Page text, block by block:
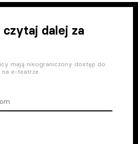
czytaj dalej za
mają nieograniczony dostęp do
e-teatrze.